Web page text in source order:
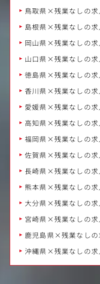
鳥取県×残業なしの求
島根県×残業なしの求
岡山県×残業なしの求
山口県×残業なしの求
徳島県×残業なしの求
香川県×残業なしの求
愛媛県×残業なしの求
高知県×残業なしの求
福岡県×残業なしの求
佐賀県×残業なしの求
長崎県×残業なしの求
熊本県×残業なしの求
大分県×残業なしの求
宮崎県×残業なしの求
鹿児島県×残業なしの
沖縄県×残業なしの求